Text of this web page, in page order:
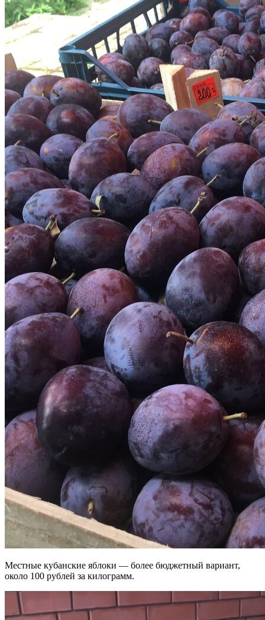
Местные кубанские яблоки — более бюджетный вариант,
около 100 рублей за килограмм.